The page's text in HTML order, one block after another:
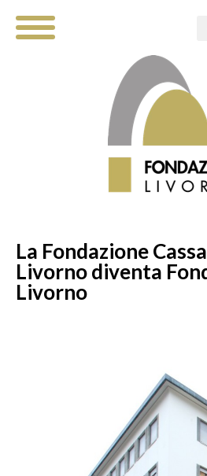
La Fondazione
Livorno diventa
Livorno